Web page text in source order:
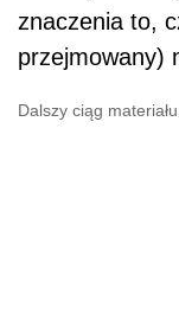
znaczenia to,
przejmowany)
Dalszy ciąg